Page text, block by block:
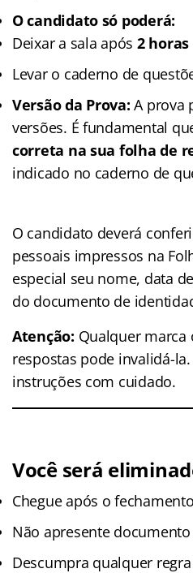
O candidato só poderá:
Deixar a sala após 2 horas
Levar o caderno de
Versão da Prova: A prova
versões. É fundamental
correta na sua folha de
indicado no caderno de
O candidato deverá
pessoais impressos na
especial seu nome, data
do documento de
Atenção: Qualquer marca
respostas pode invalidá-la.
instruções com cuidado.
Você será
Chegue após o
Não apresente
Descumpra qualquer